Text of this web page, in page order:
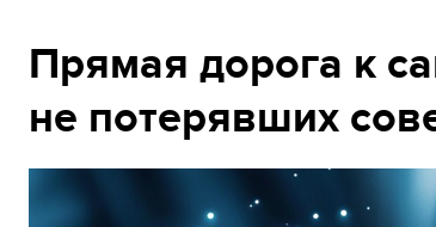
Экономика
Прямая дорога к
не потерявших